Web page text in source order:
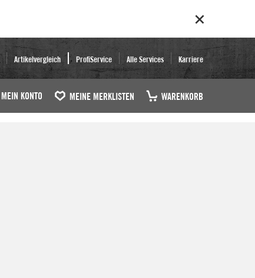
Artikelvergleich ProfiService Alle Services Karriere
MEIN KONTO MEINE MERKLISTEN WARENKORB